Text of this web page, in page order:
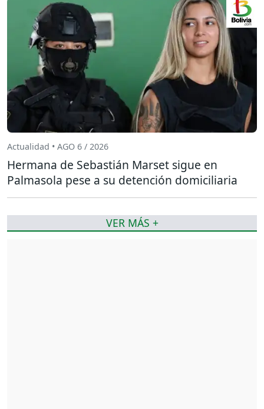
Actualidad • AGO 6 / 2026
Hermana de Sebastián Marset sigue en
Palmasola pese a su detención domiciliaria
VER MÁS +